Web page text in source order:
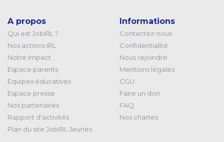
A propos
Qui est JobIRL ?
Nos actions IRL
Notre impact
Espace parents
Equipes éducatives
Espace presse
Nos partenaires
Rapport d'activités
Plan du site JobIRL Jeunes
Informations
Contactez-nous
Confidentialité
Nous rejoindre
Mentions légales
CGU
Faire un don
FAQ
Nos chartes